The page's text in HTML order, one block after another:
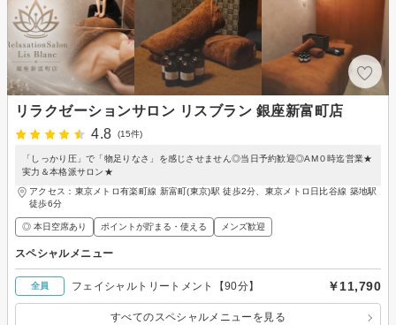
リラクゼーションサロン リスブラン 銀座新富町店
4.8
(15件)
「しっかり圧」で「物足りなさ」を感じさせません◎当日予約歓迎◎AM０時迄営業★
実力＆本格派サロン★
アクセス：東京メトロ有楽町線 新富町(東京)駅 徒歩2分、東京メトロ日比谷線 築地駅
徒歩6分
◎ 本日空席あり ポイントが貯まる・使える メンズ歓迎
スペシャルメニュー
全員 フェイシャルトリートメント【90分】 ￥11,790
すべてのスペシャルメニューを見る